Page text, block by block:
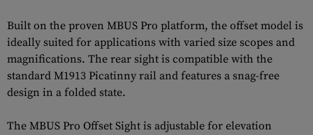
Built on the proven MBUS Pro platform, the offset model is
ideally suited for applications with varied size scopes and
magnifications. The rear sight is compatible with the
standard M1913 Picatinny rail and features a snag-free
design in a folded state.
The MBUS Pro Offset Sight is adjustable for elevation